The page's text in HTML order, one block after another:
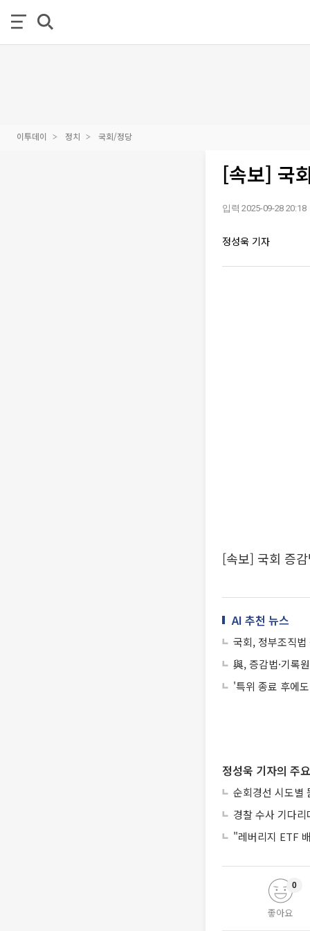
이투데이 정치 국회/정당
[속보] 국
입력 2025-09-28 20:18
정성욱 기자
[속보] 국회 증
AI 추천 뉴스
국회, 정부조직
與, 증감법·기록
'특위 종료 후에
정성욱 기자의 주
순회경선 시도별
경찰 수사 기다
"레버리지 ETF
좋아요
0